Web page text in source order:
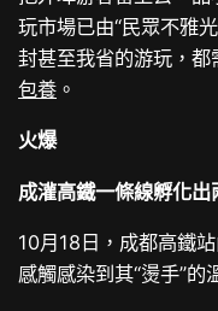
玩市場已由“民眾不雅
封甚至我省的游玩，
包養 。
火爆
成灌高鐵一條線孵化出
10月18日，成都高鐵
感觸感染到其“燙手”的